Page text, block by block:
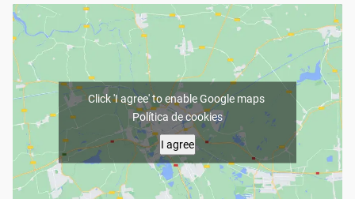
Click 'I agree' to enable Google maps
Política de cookies
I agree